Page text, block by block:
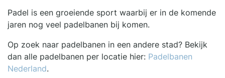
Padel is een groeiende sport waarbij er in de komende
jaren nog veel padelbanen bij komen.
Op zoek naar padelbanen in een andere stad? Bekijk
dan alle padelbanen per locatie hier: Padelbanen
Nederland.